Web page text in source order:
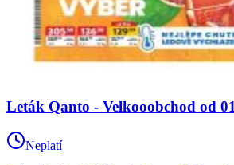
Leták Qanto - Velkooobchod od
Neplatí